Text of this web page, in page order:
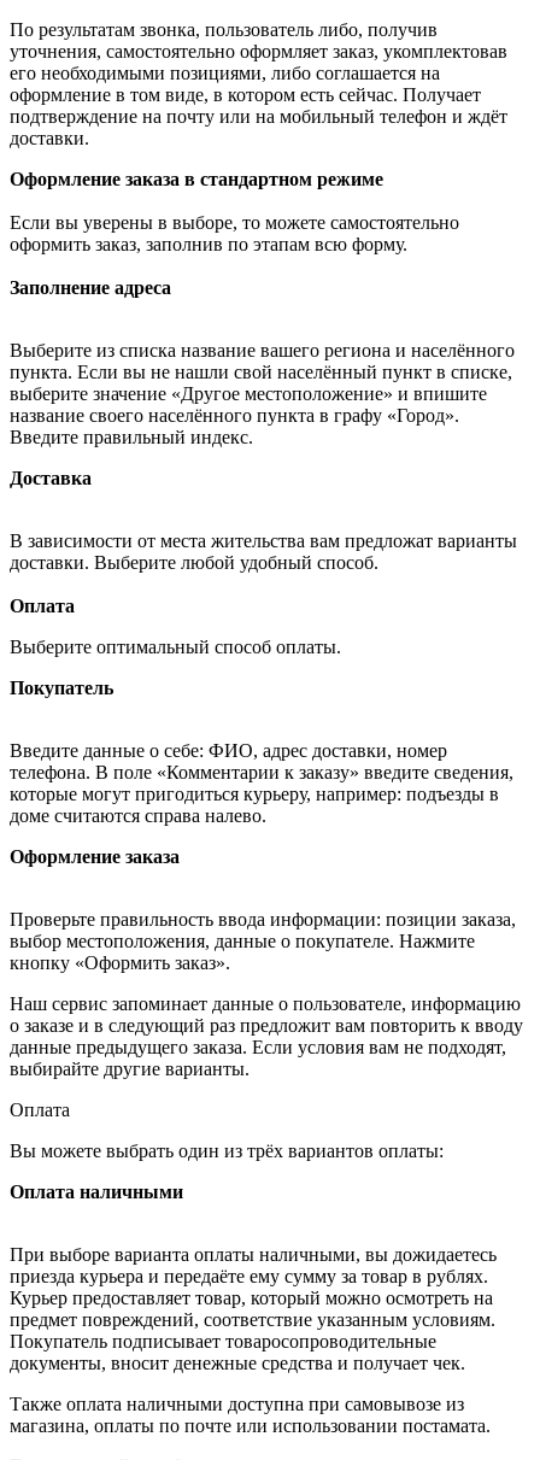
По результатам звонка, пользователь либо, получив
уточнения, самостоятельно оформляет заказ, укомплектовав
его необходимыми позициями, либо соглашается на
оформление в том виде, в котором есть сейчас. Получает
подтверждение на почту или на мобильный телефон и ждёт
доставки.
Оформление заказа в стандартном режиме
Если вы уверены в выборе, то можете самостоятельно
оформить заказ, заполнив по этапам всю форму.
Заполнение адреса
Выберите из списка название вашего региона и населённого
пункта. Если вы не нашли свой населённый пункт в списке,
выберите значение «Другое местоположение» и впишите
название своего населённого пункта в графу «Город».
Введите правильный индекс.
Доставка
В зависимости от места жительства вам предложат варианты
доставки. Выберите любой удобный способ.
Оплата
Выберите оптимальный способ оплаты.
Покупатель
Введите данные о себе: ФИО, адрес доставки, номер
телефона. В поле «Комментарии к заказу» введите сведения,
которые могут пригодиться курьеру, например: подъезды в
доме считаются справа налево.
Оформление заказа
Проверьте правильность ввода информации: позиции заказа,
выбор местоположения, данные о покупателе. Нажмите
кнопку «Оформить заказ».
Наш сервис запоминает данные о пользователе, информацию
о заказе и в следующий раз предложит вам повторить к вводу
данные предыдущего заказа. Если условия вам не подходят,
выбирайте другие варианты.
Оплата
Вы можете выбрать один из трёх вариантов оплаты:
Оплата наличными
При выборе варианта оплаты наличными, вы дожидаетесь
приезда курьера и передаёте ему сумму за товар в рублях.
Курьер предоставляет товар, который можно осмотреть на
предмет повреждений, соответствие указанным условиям.
Покупатель подписывает товаросопроводительные
документы, вносит денежные средства и получает чек.
Также оплата наличными доступна при самовывозе из
магазина, оплаты по почте или использовании постамата.